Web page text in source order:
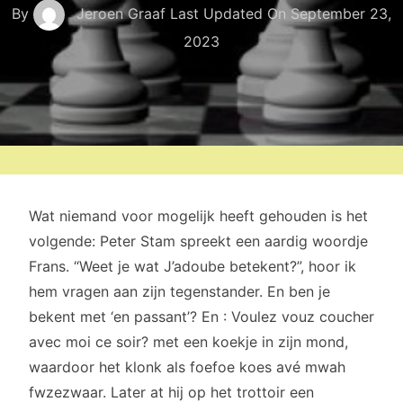
By Jeroen Graaf Last Updated OnSeptember 23,
2023
Wat niemand voor mogelijk heeft gehouden is het
volgende: Peter Stam spreekt een aardig woordje
Frans. “Weet je wat J’adoube betekent?”, hoor ik
hem vragen aan zijn tegenstander. En ben je
bekent met ‘en passant’? En : Voulez vouz coucher
avec moi ce soir? met een koekje in zijn mond,
waardoor het klonk als foefoe koes avé mwah
fwzezwaar. Later at hij op het trottoir een